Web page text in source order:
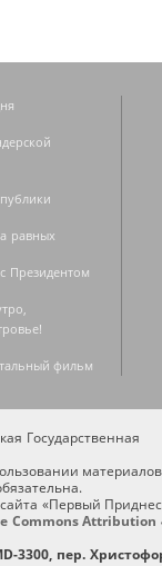
равных
Президентом
фильм
Государственная
«Первый
Commons Attribution
3300, пер.